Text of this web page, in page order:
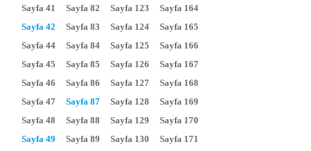
Sayfa 41
Sayfa 42
Sayfa 44
Sayfa 45
Sayfa 46
Sayfa 47
Sayfa 48
Sayfa 49
Sayfa 82
Sayfa 83
Sayfa 84
Sayfa 85
Sayfa 86
Sayfa 87
Sayfa 88
Sayfa 89
Sayfa 123
Sayfa 124
Sayfa 125
Sayfa 126
Sayfa 127
Sayfa 128
Sayfa 129
Sayfa 130
Sayfa 164
Sayfa 165
Sayfa 166
Sayfa 167
Sayfa 168
Sayfa 169
Sayfa 170
Sayfa 171